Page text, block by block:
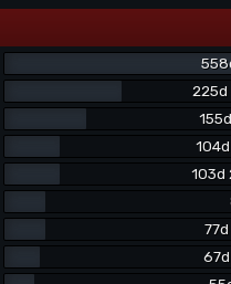
225d
103d